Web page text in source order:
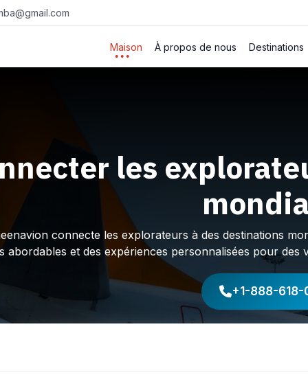
Maison À propos de nous Destinations
les
connecte les explorateurs à des destinations
abordables et des expériences personnalisées pour des
+1-888-618-